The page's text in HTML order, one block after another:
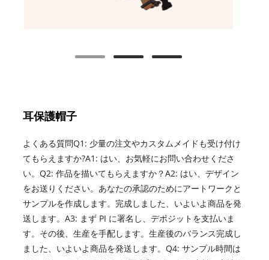
耳保護帽子
よくある質問Q1: 少量の注文やカスタムメイドも受け付け
てもらえますか?A1: はい、お気軽にお問い合わせくださ
い。Q2: 作品を描いてもらえますか？A2: はい、デザイン
をお送りください。あなたの承認のためにアートワークと
サンプルを作成します。完成しました、いよいよ商品を発
送します。A3: まず PI に署名し、デポジットを支払いま
す。その後、生産を手配します。生産後のバランス完成し
ました、いよいよ商品を発送します。Q4: サンプル時間は